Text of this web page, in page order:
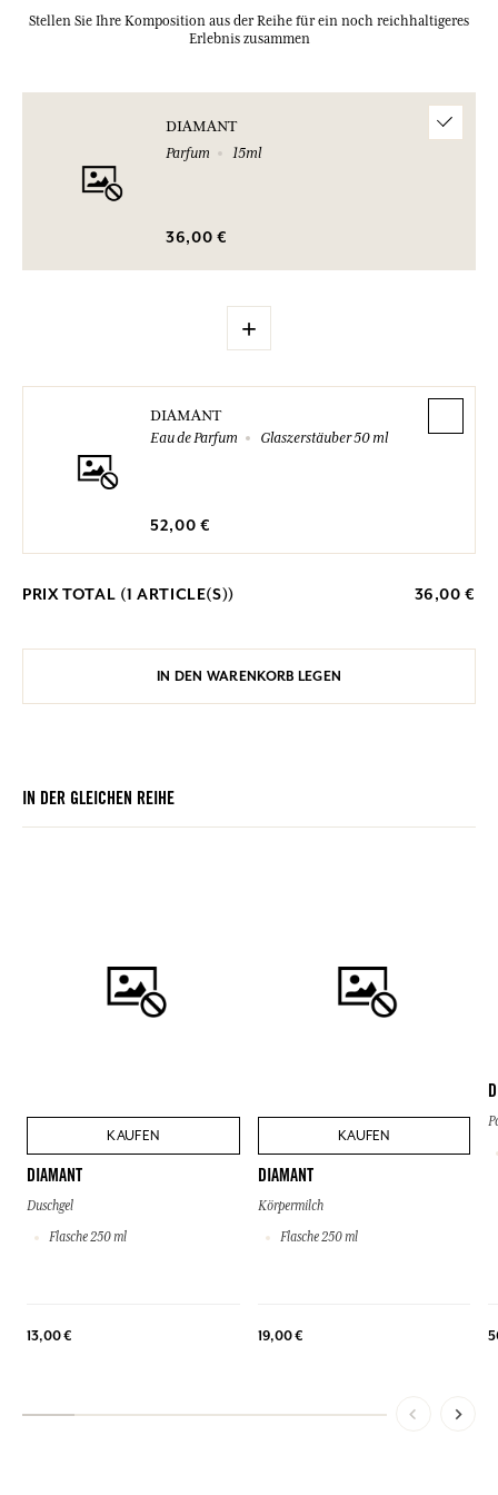
Stellen Sie Ihre Komposition aus der Reihe für ein noch reichhaltigeres
Erlebnis zusammen
DIAMANT
Parfum
15ml
36,00 €
+
DIAMANT
Eau de Parfum
Glaszerstäuber 50 ml
52,00 €
PRIX TOTAL (1 ARTICLE(S)) 36,00 €
IN DEN WARENKORB LEGEN
IN DER GLEICHEN REIHE
KAUFEN
DIAMANT
Duschgel
Flasche 250 ml
13,00 €
KAUFEN
DIAMANT
Körpermilch
Flasche 250 ml
19,00 €